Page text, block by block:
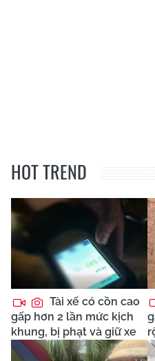
HOT TREND
Tài xế có cồn cao
gấp hơn 2 lần mức kịch
khung, bị phạt và giữ xe